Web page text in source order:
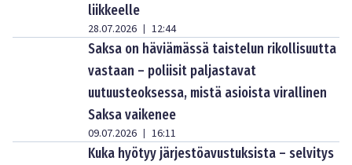
liikkeelle
28.07.2026 | 12:44
Saksa on häviämässä taistelun rikollisuutta
vastaan – poliisit paljastavat
uutuusteoksessa, mistä asioista virallinen
Saksa vaikenee
09.07.2026 | 16:11
Kuka hyötyy järjestöavustuksista – selvitys